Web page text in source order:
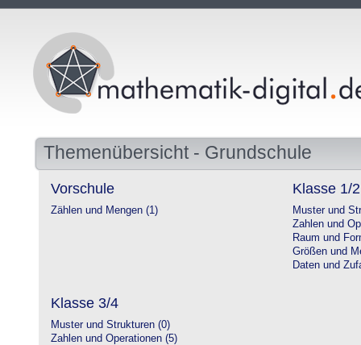
Themenübersicht - Grundschule
Vorschule
Zählen und Mengen (1)
Klasse 1/2
Muster und
Zahlen und
Raum und
Größen und
Daten und
Klasse 3/4
Muster und Strukturen (0)
Zahlen und Operationen (5)